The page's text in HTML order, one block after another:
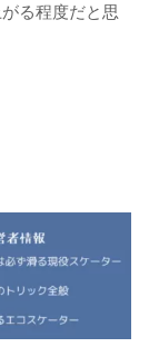
る程度だと思